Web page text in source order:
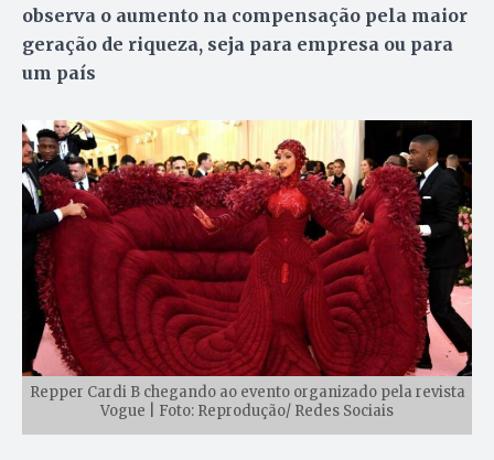
observa o aumento na compensação pela maior
geração de riqueza, seja para empresa ou para
um país
Repper Cardi B chegando ao evento organizado pela revista
Vogue | Foto: Reprodução/ Redes Sociais